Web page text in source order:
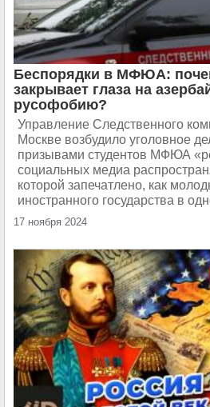
Беспорядки в МФЮА:
закрывает глаза на
русофобию?
Управление Следственного
Москве возбудило уголовное
призывами студентов МФЮА
социальных медиа
которой запечатлено, как
иностранного государства в
17 ноября 2024